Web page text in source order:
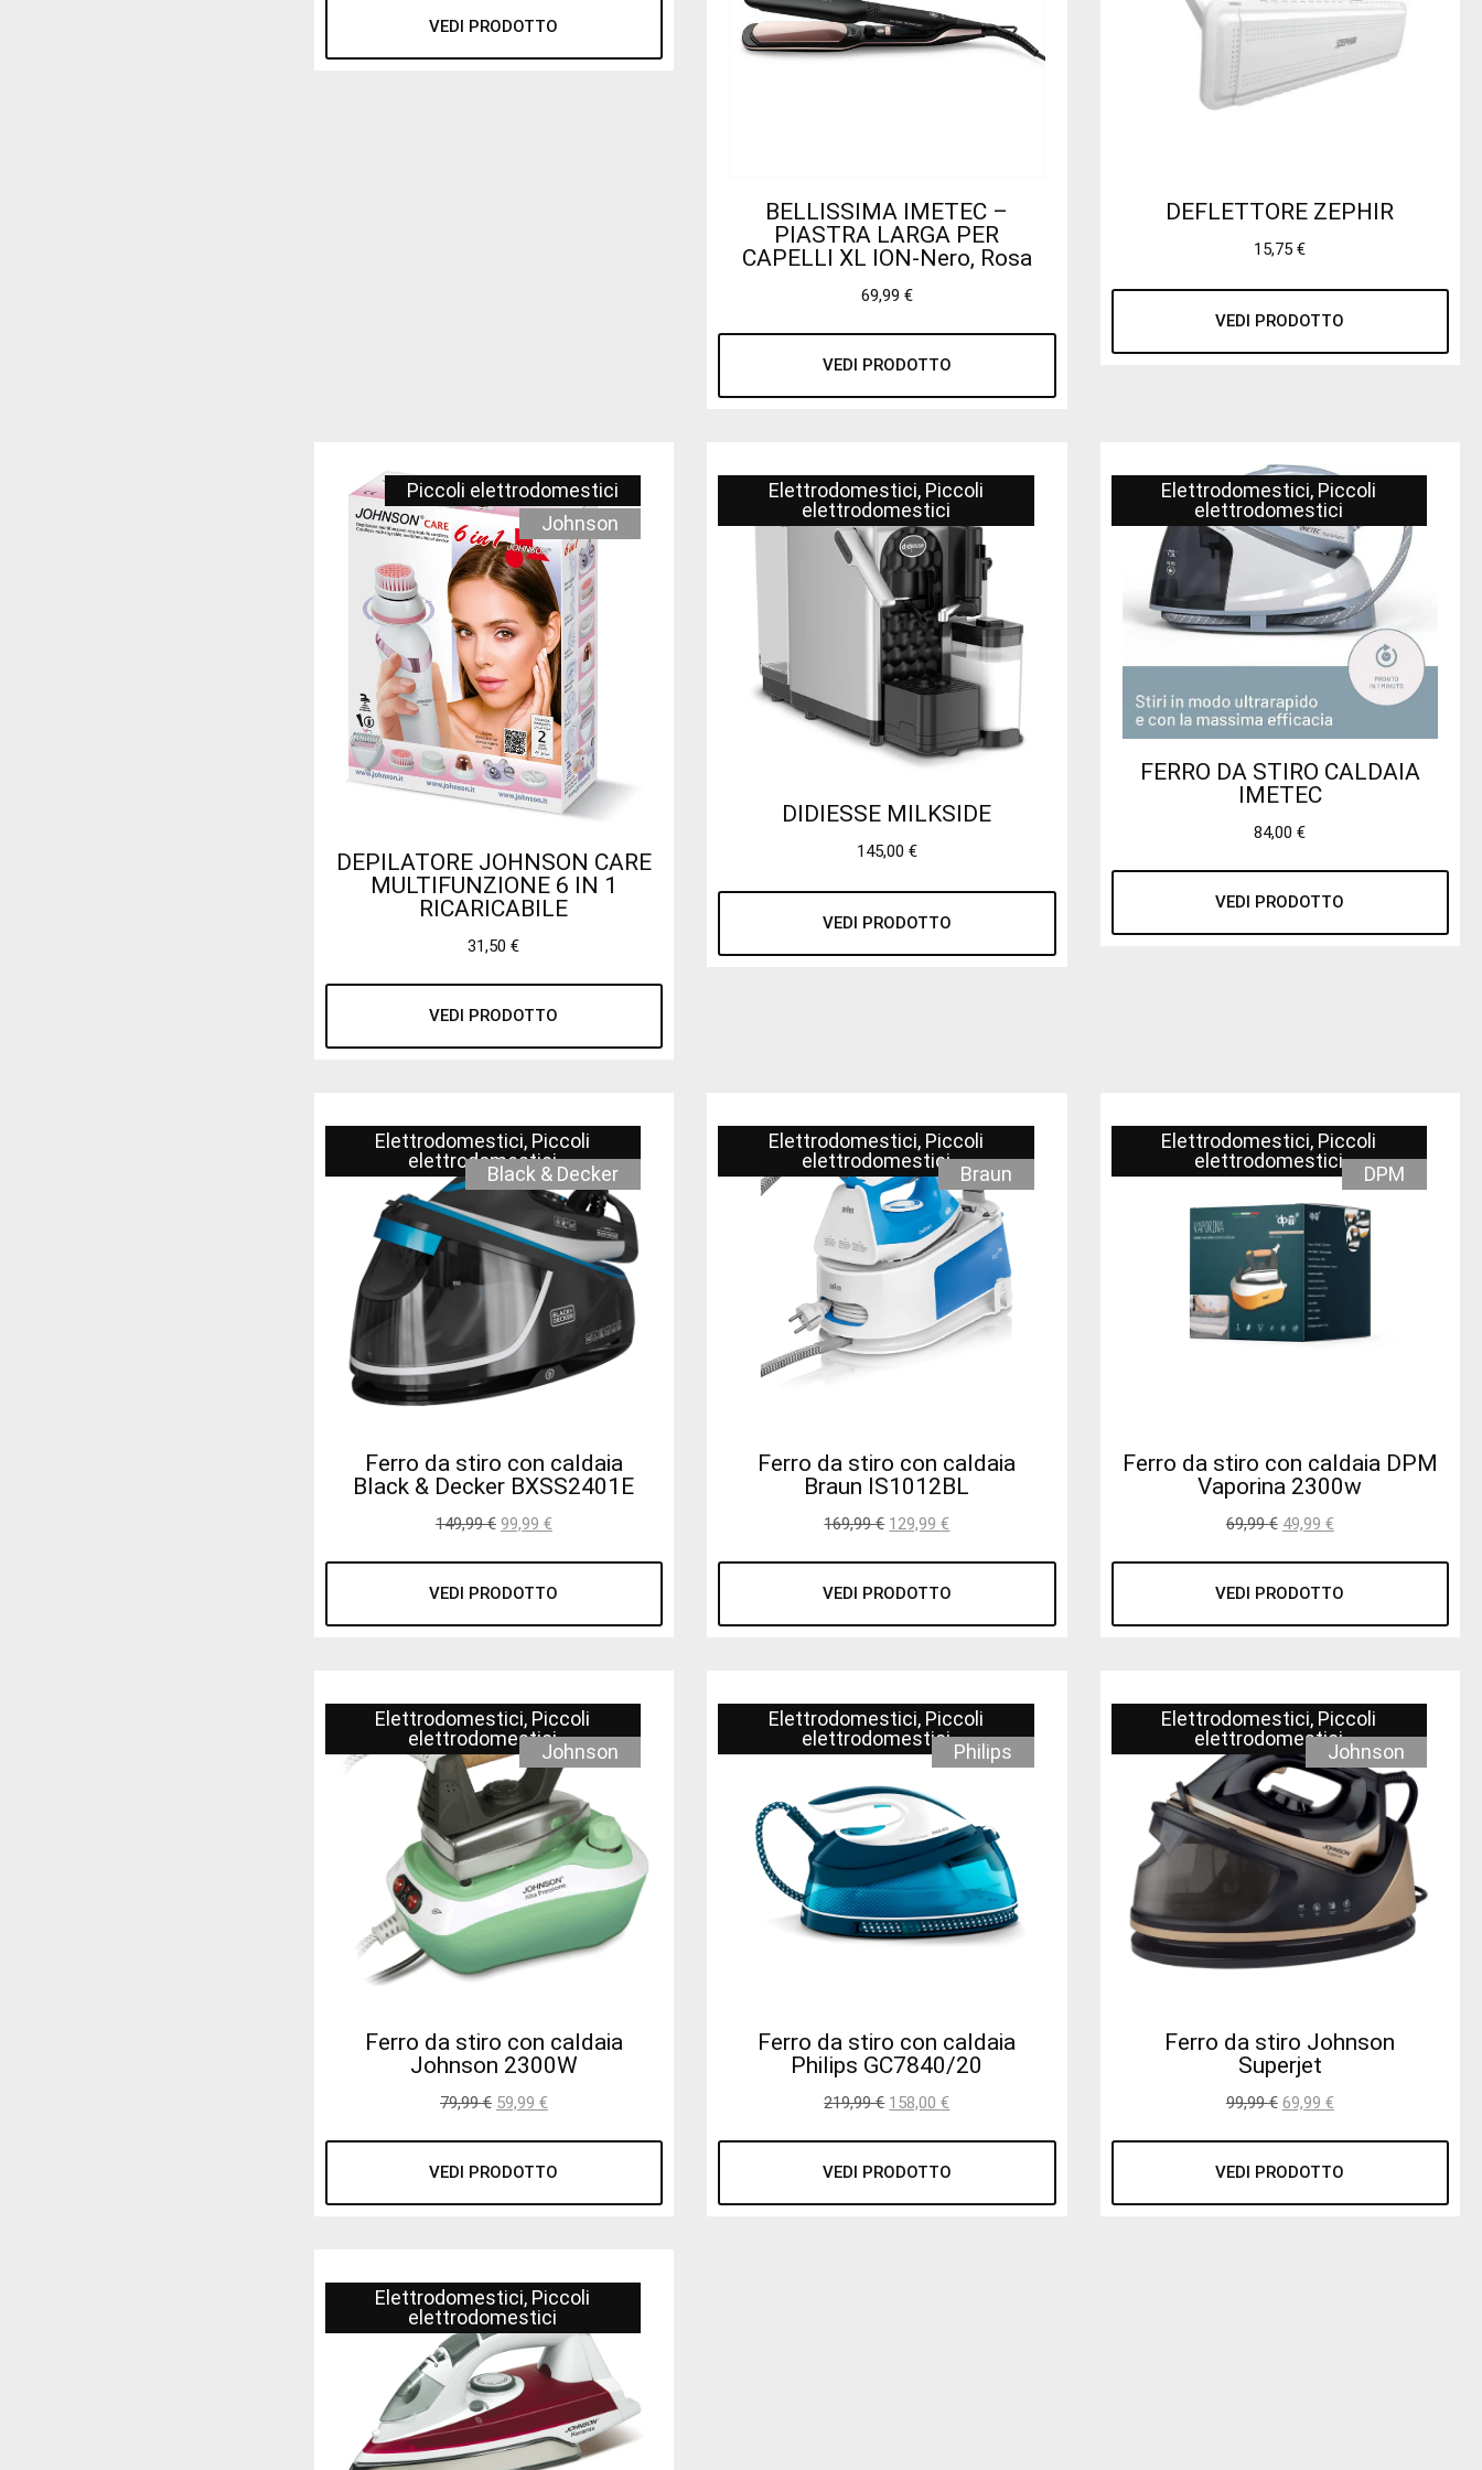
VEDI PRODOTTO
BELLISSIMA IMETEC –
PIASTRA LARGA PER
CAPELLI XL ION-Nero, Rosa
69,99 €
VEDI PRODOTTO
DEFLETTORE ZEPHIR
15,75€
VEDI PRODOTTO
Piccoli elettrodomestici
Johnson
DEPILATORE JOHNSON CARE
MULTIFUNZIONE 6 IN 1
RICARICABILE
31,50€
VEDI PRODOTTO
Elettrodomestici, Piccoli
elettrodomestici
DIDIESSE MILKSIDE
145,00 €
VEDI PRODOTTO
Elettrodomestici, Piccoli
elettrodomestici
FERRO DA STIRO CALDAIA
IMETEC
84,00€
VEDI PRODOTTO
Elettrodomestici, Piccoli
elettrodomestici
Black & Decker
Ferro da stiro con caldaia
Black & Decker BXSS2401E
149,99€ 99,99 €
VEDI PRODOTTO
Elettrodomestici, Piccoli
elettrodomestici
Braun
Ferro da stiro con caldaia
Braun IS1012BL
169,99€ 129,99€
VEDI PRODOTTO
Elettrodomestici, Piccoli
elettrodomestici
DPM
Ferro da stiro con caldaia DPM
Vaporina 2300w
69,99€ 49,99 €
VEDI PRODOTTO
Elettrodomestici, Piccoli
elettrodomestici
Johnson
Ferro da stiro con caldaia
Johnson 2300W
79,99€ 59,99 €
VEDI PRODOTTO
Elettrodomestici, Piccoli
elettrodomestici
Philips
Ferro da stiro con caldaia
Philips GC7840/20
219,99€ 158,00€
VEDI PRODOTTO
Elettrodomestici, Piccoli
elettrodomestici
Johnson
Ferro da stiro Johnson
Superjet
99,99€ 69,99 €
VEDI PRODOTTO
Elettrodomestici, Piccoli
elettrodomestici